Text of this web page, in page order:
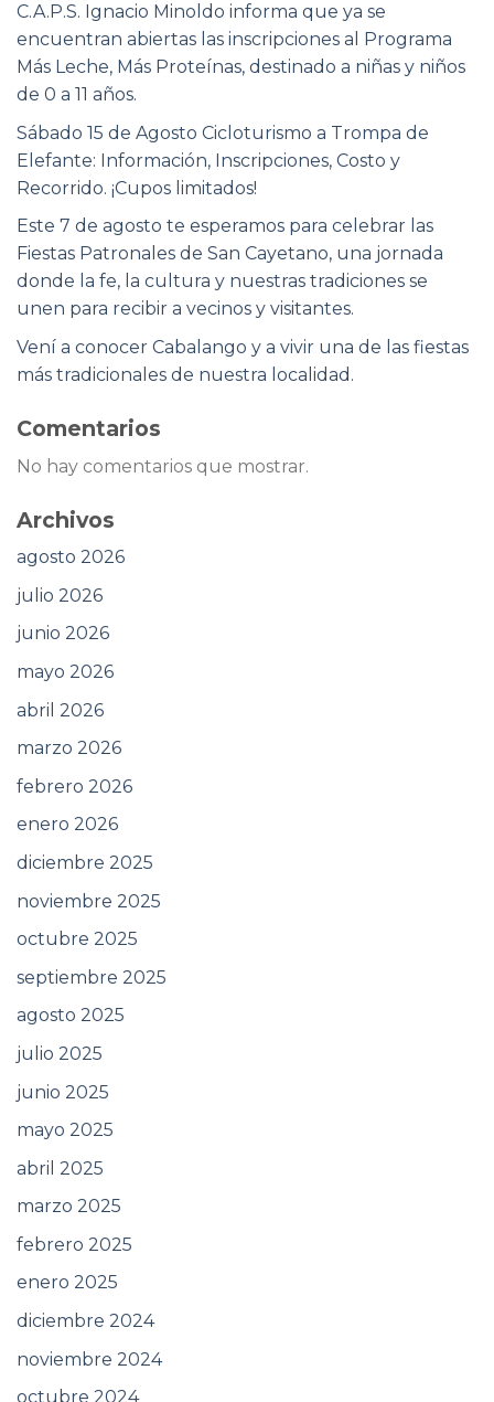
C.A.P.S. Ignacio Minoldo informa que ya se
encuentran abiertas las inscripciones al Programa
Más Leche, Más Proteínas, destinado a niñas y niños
de 0 a 11 años.
Sábado 15 de Agosto Cicloturismo a Trompa de
Elefante: Información, Inscripciones, Costo y
Recorrido. ¡Cupos limitados!
Este 7 de agosto te esperamos para celebrar las
Fiestas Patronales de San Cayetano, una jornada
donde la fe, la cultura y nuestras tradiciones se
unen para recibir a vecinos y visitantes.
Vení a conocer Cabalango y a vivir una de las fiestas
más tradicionales de nuestra localidad.
Comentarios
No hay comentarios que mostrar.
Archivos
agosto 2026
julio 2026
junio 2026
mayo 2026
abril 2026
marzo 2026
febrero 2026
enero 2026
diciembre 2025
noviembre 2025
octubre 2025
septiembre 2025
agosto 2025
julio 2025
junio 2025
mayo 2025
abril 2025
marzo 2025
febrero 2025
enero 2025
diciembre 2024
noviembre 2024
octubre 2024